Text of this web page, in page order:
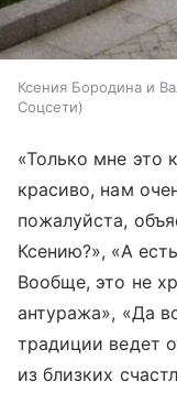
Ксения Бородина и
Соцсети
«Только мне это
красиво, нам
пожалуйста,
Ксению?», «А
Вообще, это не
антуража», «Да
традиции ведет
из близких